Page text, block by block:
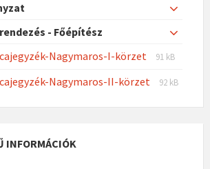
- Főépítész
Nagymaros-I-körzet
File
pdf
File
91 kB
Nagymaros-II-körzet
File
pdf
File
92 kB
INFORMÁCIÓK